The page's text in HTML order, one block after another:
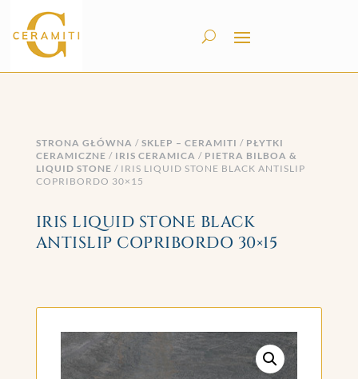
STRONA GŁÓWNA / SKLEP – CERAMITI / PŁYTKI
CERAMICZNE / IRIS CERAMICA / PIETRA BILBOA &
LIQUID STONE / IRIS LIQUID STONE BLACK ANTISLIP
COPRIBORDO 30×15
IRIS LIQUID STONE BLACK
ANTISLIP COPRIBORDO 30×15